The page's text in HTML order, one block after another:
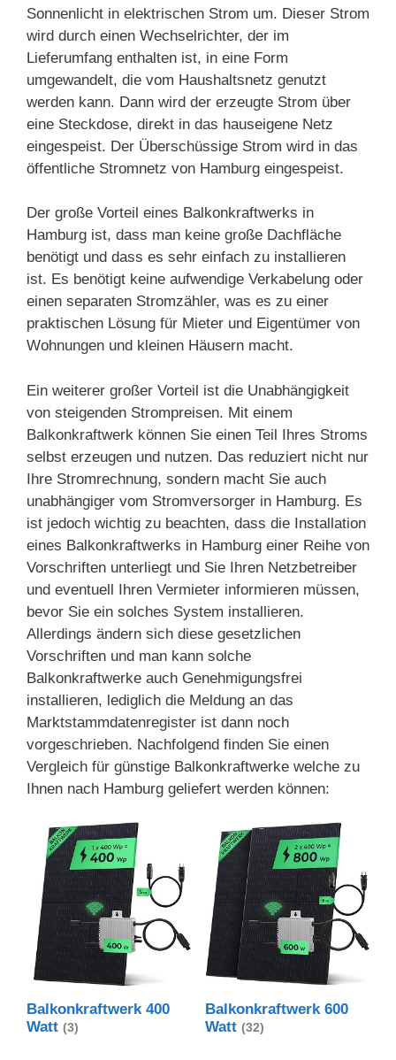
Sonnenlicht in elektrischen Strom um. Dieser Strom
wird durch einen Wechselrichter, der im
Lieferumfang enthalten ist, in eine Form
umgewandelt, die vom Haushaltsnetz genutzt
werden kann. Dann wird der erzeugte Strom über
eine Steckdose, direkt in das hauseigene Netz
eingespeist. Der Überschüssige Strom wird in das
öffentliche Stromnetz von Hamburg eingespeist.
Der große Vorteil eines Balkonkraftwerks in
Hamburg ist, dass man keine große Dachfläche
benötigt und dass es sehr einfach zu installieren
ist. Es benötigt keine aufwendige Verkabelung oder
einen separaten Stromzähler, was es zu einer
praktischen Lösung für Mieter und Eigentümer von
Wohnungen und kleinen Häusern macht.
Ein weiterer großer Vorteil ist die Unabhängigkeit
von steigenden Strompreisen. Mit einem
Balkonkraftwerk können Sie einen Teil Ihres Stroms
selbst erzeugen und nutzen. Das reduziert nicht nur
Ihre Stromrechnung, sondern macht Sie auch
unabhängiger vom Stromversorger in Hamburg. Es
ist jedoch wichtig zu beachten, dass die Installation
eines Balkonkraftwerks in Hamburg einer Reihe von
Vorschriften unterliegt und Sie Ihren Netzbetreiber
und eventuell Ihren Vermieter informieren müssen,
bevor Sie ein solches System installieren.
Allerdings ändern sich diese gesetzlichen
Vorschriften und man kann solche
Balkonkraftwerke auch Genehmigungsfrei
installieren, lediglich die Meldung an das
Marktstammdatenregister ist dann noch
vorgeschrieben. Nachfolgend finden Sie einen
Vergleich für günstige Balkonkraftwerke welche zu
Ihnen nach Hamburg geliefert werden können:
Balkonkraftwerk 400
Watt (3)
Balkonkraftwerk 600
Watt (32)